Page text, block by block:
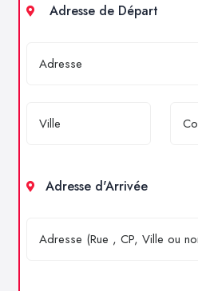
Adresse de Départ
Adresse d'Arrivée